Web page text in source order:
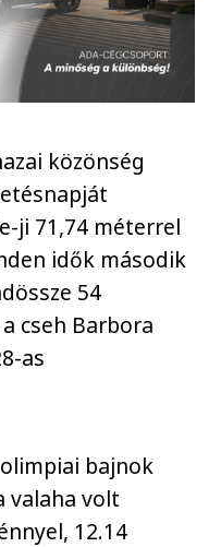
közönség
ji 71,74 méterrel
idők második
54
cseh Barbora
as
bajnok
valaha volt
12.14